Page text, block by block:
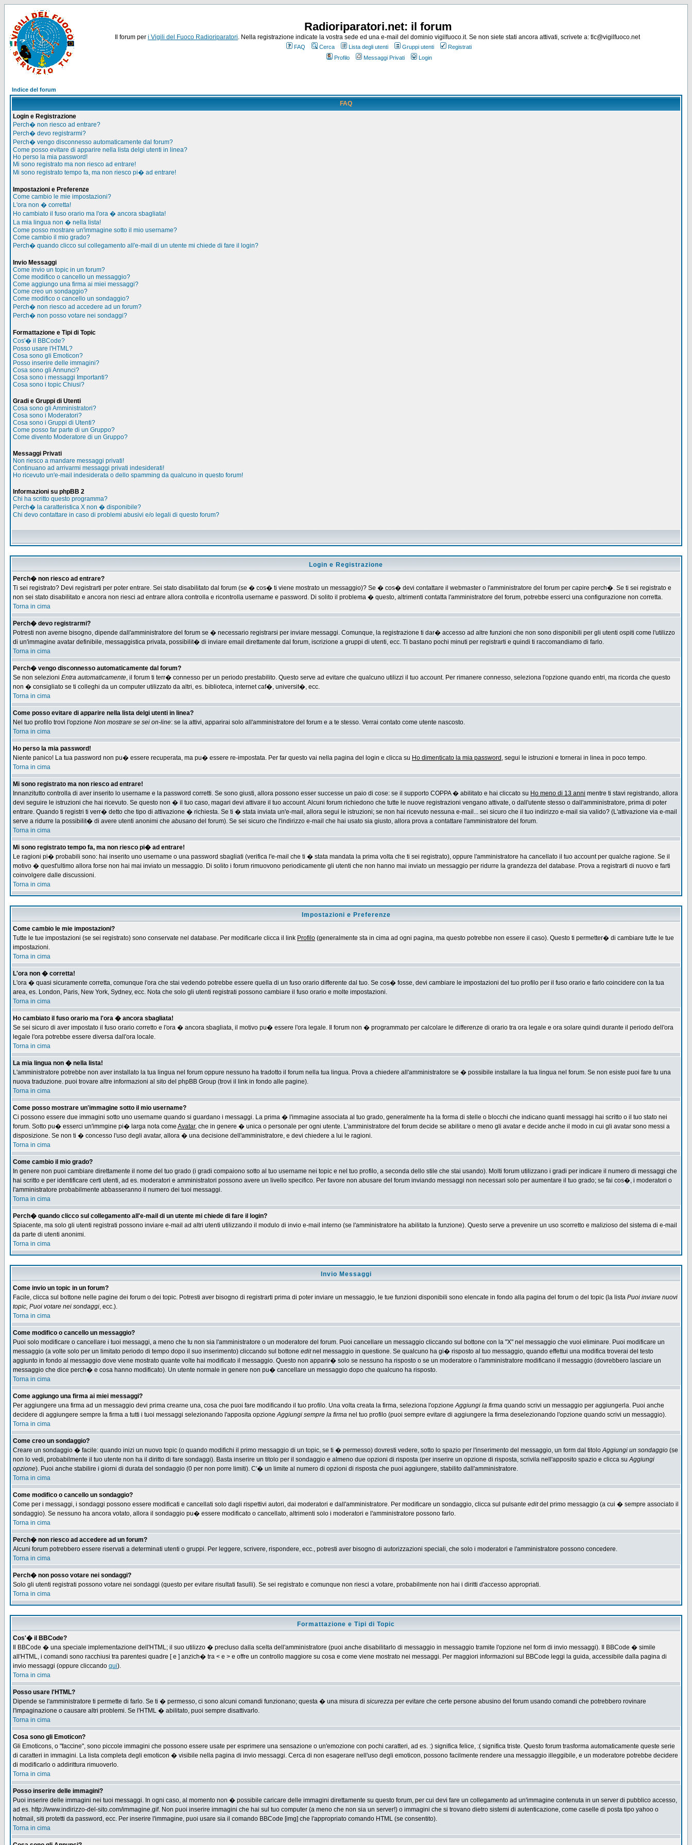
Radioriparatori.net: il forum
Il forum per i Vigili del Fuoco Radioriparatori. Nella registrazione indicate la vostra sede ed una e-mail del dominio vigilfuoco.it. Se non siete stati ancora attivati, scrivete a: tlc@vigilfuoco.net
FAQ Cerca Lista degli utenti Gruppi utenti
Registrati
Profilo
Messaggi Privati Login
Indice del forum
FAQ
Login e Registrazione
Perch� non riesco ad entrare?
Perch� devo registrarmi?
Perch� vengo disconnesso automaticamente dal forum?
Come posso evitare di apparire nella lista delgi utenti in linea?
Ho perso la mia password!
Mi sono registrato ma non riesco ad entrare!
Mi sono registrato tempo fa, ma non riesco pi� ad entrare!
Impostazioni e Preferenze
Come cambio le mie impostazioni?
L'ora non � corretta!
Ho cambiato il fuso orario ma l'ora � ancora sbagliata!
La mia lingua non � nella lista!
Come posso mostrare un'immagine sotto il mio username?
Come cambio il mio grado?
Perch� quando clicco sul collegamento all'e-mail di un utente mi chiede di fare il login?
Invio Messaggi
Come invio un topic in un forum?
Come modifico o cancello un messaggio?
Come aggiungo una firma ai miei messaggi?
Come creo un sondaggio?
Come modifico o cancello un sondaggio?
Perch� non riesco ad accedere ad un forum?
Perch� non posso votare nei sondaggi?
Formattazione e Tipi di Topic
Cos'� il BBCode?
Posso usare l'HTML?
Cosa sono gli Emoticon?
Posso inserire delle immagini?
Cosa sono gli Annunci?
Cosa sono i messaggi Importanti?
Cosa sono i topic Chiusi?
Gradi e Gruppi di Utenti
Cosa sono gli Amministratori?
Cosa sono i Moderatori?
Cosa sono i Gruppi di Utenti?
Come posso far parte di un Gruppo?
Come divento Moderatore di un Gruppo?
Messaggi Privati
Non riesco a mandare messaggi privati!
Continuano ad arrivarmi messaggi privati indesiderati!
Ho ricevuto un'e-mail indesiderata o dello spamming da qualcuno in questo forum!
Informazioni su phpBB 2
Chi ha scritto questo programma?
Perch� la caratteristica X non � disponibile?
Chi devo contattare in caso di problemi abusivi e/o legali di questo forum?
Login e Registrazione
Perch� non riesco ad entrare?
Ti sei registrato? Devi registrarti per poter entrare. Sei stato disabilitato dal forum (se � cos� ti viene mostrato un messaggio)? Se � cos� devi contattare il webmaster o l'amministratore del forum per capire perch�. Se ti sei registrato e
non sei stato disabilitato e ancora non riesci ad entrare allora controlla e ricontrolla username e password. Di solito il problema � questo, altrimenti contatta l'amministratore del forum, potrebbe esserci una configurazione non corretta.
Torna in cima
Perch� devo registrarmi?
Potresti non averne bisogno, dipende dall'amministratore del forum se � necessario registrarsi per inviare messaggi. Comunque, la registrazione ti dar� accesso ad altre funzioni che non sono disponibili per gli utenti ospiti come l'utilizzo
di un'immagine avatar definibile, messaggistica privata, possibilit� di inviare email direttamente dal forum, iscrizione a gruppi di utenti, ecc. Ti bastano pochi minuti per registrarti e quindi ti raccomandiamo di farlo.
Torna in cima
Perch� vengo disconnesso automaticamente dal forum?
Se non selezioni Entra automaticamente, il forum ti terr� connesso per un periodo prestabilito. Questo serve ad evitare che qualcuno utilizzi il tuo account. Per rimanere connesso, seleziona l'opzione quando entri, ma ricorda che questo
non � consigliato se ti colleghi da un computer utilizzato da altri, es. biblioteca, internet caf�, universit�, ecc.
Torna in cima
Come posso evitare di apparire nella lista delgi utenti in linea?
Nel tuo profilo trovi l'opzione Non mostrare se sei on-line: se la attivi, apparirai solo all'amministratore del forum e a te stesso. Verrai contato come utente nascosto.
Torna in cima
Ho perso la mia password!
Niente panico! La tua password non pu� essere recuperata, ma pu� essere re-impostata. Per far questo vai nella pagina del login e clicca su Ho dimenticato la mia password , segui le istruzioni e tornerai in linea in poco tempo.
Torna in cima
Mi sono registrato ma non riesco ad entrare!
Innanzitutto controlla di aver inserito lo username e la password corretti. Se sono giusti, allora possono esser successe un paio di cose: se il supporto COPPA � abilitato e hai cliccato su Ho meno di 13 anni mentre ti stavi registrando, allora
devi seguire le istruzioni che hai ricevuto. Se questo non � il tuo caso, magari devi attivare il tuo account. Alcuni forum richiedono che tutte le nuove registrazioni vengano attivate, o dall'utente stesso o dall'amministratore, prima di poter
entrare. Quando ti registri ti verr� detto che tipo di attivazione � richiesta. Se ti � stata inviata un'e-mail, allora segui le istruzioni; se non hai ricevuto nessuna e-mail... sei sicuro che il tuo indirizzo e-mail sia valido? (L'attivazione via e-mail
serve a ridurre la possibilit� di avere utenti anonimi che abusano del forum). Se sei sicuro che l'indirizzo e-mail che hai usato sia giusto, allora prova a contattare l'amministratore del forum.
Torna in cima
Mi sono registrato tempo fa, ma non riesco pi� ad entrare!
Le ragioni pi� probabili sono: hai inserito uno username o una password sbagliati (verifica l'e-mail che ti � stata mandata la prima volta che ti sei registrato), oppure l'amministratore ha cancellato il tuo account per qualche ragione. Se il
motivo � quest'ultimo allora forse non hai mai inviato un messaggio. Di solito i forum rimuovono periodicamente gli utenti che non hanno mai inviato un messaggio per ridurre la grandezza del database. Prova a registrarti di nuovo e farti
coinvolgere dalle discussioni.
Torna in cima
Impostazioni e Preferenze
Come cambio le mie impostazioni?
Tutte le tue impostazioni (se sei registrato) sono conservate nel database. Per modificarle clicca il link Profilo (generalmente sta in cima ad ogni pagina, ma questo potrebbe non essere il caso). Questo ti permetter� di cambiare tutte le tue
impostazioni.
Torna in cima
L'ora non � corretta!
L'ora � quasi sicuramente corretta, comunque l'ora che stai vedendo potrebbe essere quella di un fuso orario differente dal tuo. Se cos� fosse, devi cambiare le impostazioni del tuo profilo per il fuso orario e farlo coincidere con la tua
area, es. London, Paris, New York, Sydney, ecc. Nota che solo gli utenti registrati possono cambiare il fuso orario e molte impostazioni.
Torna in cima
Ho cambiato il fuso orario ma l'ora � ancora sbagliata!
Se sei sicuro di aver impostato il fuso orario corretto e l'ora � ancora sbagliata, il motivo pu� essere l'ora legale. Il forum non � programmato per calcolare le differenze di orario tra ora legale e ora solare quindi durante il periodo dell'ora
legale l'ora potrebbe essere diversa dall'ora locale.
Torna in cima
La mia lingua non � nella lista!
L'amministratore potrebbe non aver installato la tua lingua nel forum oppure nessuno ha tradotto il forum nella tua lingua. Prova a chiedere all'amministratore se � possibile installare la tua lingua nel forum. Se non esiste puoi fare tu una
nuova traduzione. puoi trovare altre informazioni al sito del phpBB Group (trovi il link in fondo alle pagine).
Torna in cima
Come posso mostrare un'immagine sotto il mio username?
Ci possono essere due immagini sotto uno username quando si guardano i messaggi. La prima � l'immagine associata al tuo grado, generalmente ha la forma di stelle o blocchi che indicano quanti messaggi hai scritto o il tuo stato nei
forum. Sotto pu� esserci un'immgine pi� larga nota come Avatar, che in genere � unica o personale per ogni utente. L'amministratore del forum decide se abilitare o meno gli avatar e decide anche il modo in cui gli avatar sono messi a
disposizione. Se non ti � concesso l'uso degli avatar, allora � una decisione dell'amministratore, e devi chiedere a lui le ragioni.
Torna in cima
Come cambio il mio grado?
In genere non puoi cambiare direttamente il nome del tuo grado (i gradi compaiono sotto al tuo username nei topic e nel tuo profilo, a seconda dello stile che stai usando). Molti forum utilizzano i gradi per indicare il numero di messaggi che
hai scritto e per identificare certi utenti, ad es. moderatori e amministratori possono avere un livello specifico. Per favore non abusare del forum inviando messaggi non necessari solo per aumentare il tuo grado; se fai cos�, i moderatori o
l'amministratore probabilmente abbasseranno il numero dei tuoi messaggi.
Torna in cima
Perch� quando clicco sul collegamento all'e-mail di un utente mi chiede di fare il login?
Spiacente, ma solo gli utenti registrati possono inviare e-mail ad altri utenti utilizzando il modulo di invio e-mail interno (se l'amministratore ha abilitato la funzione). Questo serve a prevenire un uso scorretto e malizioso del sistema di e-mail
da parte di utenti anonimi.
Torna in cima
Invio Messaggi
Come invio un topic in un forum?
Facile, clicca sul bottone nelle pagine dei forum o dei topic. Potresti aver bisogno di registrarti prima di poter inviare un messaggio, le tue funzioni disponibili sono elencate in fondo alla pagina del forum o del topic (la lista Puoi inviare nuovi
topic, Puoi votare nei sondaggi, ecc.).
Torna in cima
Come modifico o cancello un messaggio?
Puoi solo modificare o cancellare i tuoi messaggi, a meno che tu non sia l'amministratore o un moderatore del forum. Puoi cancellare un messaggio cliccando sul bottone con la "X" nel messaggio che vuoi eliminare. Puoi modificare un
messaggio (a volte solo per un limitato periodo di tempo dopo il suo inserimento) cliccando sul bottone editnel messaggio in questione. Se qualcuno ha gi� risposto al tuo messaggio, quando effettui una modifica troverai del testo
aggiunto in fondo al messaggio dove viene mostrato quante volte hai modificato il messaggio. Questo non apparir� solo se nessuno ha risposto o se un moderatore o l'amministratore modificano il messaggio (dovrebbero lasciare un
messaggio che dice perch� e cosa hanno modificato). Un utente normale in genere non pu� cancellare un messaggio dopo che qualcuno ha risposto.
Torna in cima
Come aggiungo una firma ai miei messaggi?
Per aggiungere una firma ad un messaggio devi prima crearne una, cosa che puoi fare modificando il tuo profilo. Una volta creata la firma, seleziona l'opzioneAggiungi la firma quando scrivi un messaggio per aggiungerla. Puoi anche
decidere di aggiungere sempre la firma a tutti i tuoi messaggi selezionando l'apposita opzioneAggiungi sempre la firma nel tuo profilo (puoi sempre evitare di aggiungere la firma deselezionando l'opzione quando scrivi un messaggio).
Torna in cima
Come creo un sondaggio?
Creare un sondaggio � facile: quando inizi un nuovo topic (o quando modifichi il primo messaggio di un topic, se ti � permesso) dovresti vedere, sotto lo spazio per l'inserimento del messaggio, un form dal titoloAggiungi un sondaggio (se
non lo vedi, probabilmente il tuo utente non ha il diritto di fare sondaggi). Basta inserire un titolo per il sondaggio e almeno due opzioni di risposta (per inserire un opzione di risposta, scrivila nell'apposito spazio e clicca suAggiungi
opzione). Puoi anche stabilire i giorni di durata del sondaggio (0 per non porre limiti). C'� un limite al numero di opzioni di risposta che puoi aggiungere, stabilito dall'amministratore.
Torna in cima
Come modifico o cancello un sondaggio?
Come per i messaggi, i sondaggi possono essere modificati e cancellati solo dagli rispettivi autori, dai moderatori e dall'amministratore. Per modificare un sondaggio, clicca sul pulsante editdel primo messaggio (a cui � sempre associato il
sondaggio). Se nessuno ha ancora votato, allora il sondaggio pu� essere modificato o cancellato, altrimenti solo i moderatori e l'amministratore possono farlo.
Torna in cima
Perch� non riesco ad accedere ad un forum?
Alcuni forum potrebbero essere riservati a determinati utenti o gruppi. Per leggere, scrivere, rispondere, ecc., potresti aver bisogno di autorizzazioni speciali, che solo i moderatori e l'amministratore possono concedere.
Torna in cima
Perch� non posso votare nei sondaggi?
Solo gli utenti registrati possono votare nei sondaggi (questo per evitare risultati fasulli). Se sei registrato e comunque non riesci a votare, probabilmente non hai i diritti d'accesso appropriati.
Torna in cima
Formattazione e Tipi di Topic
Cos'� il BBCode?
Il BBCode � una speciale implementazione dell'HTML; il suo utilizzo � precluso dalla scelta dell'amministratore (puoi anche disabilitarlo di messaggio in messaggio tramite l'opzione nel form di invio messaggi). Il BBCode � simile
all'HTML, i comandi sono racchiusi tra parentesi quadre [ e ] anzich� tra < e > e offre un controllo maggiore su cosa e come viene mostrato nei messaggi. Per maggiori informazioni sul BBCode leggi la guida, accessibile dalla pagina di
invio messaggi (oppure cliccando qui).
Torna in cima
Posso usare l'HTML?
Dipende se l'amministratore ti permette di farlo. Se ti � permesso, ci sono alcuni comandi funzionano; questa � una misura di sicurezza per evitare che certe persone abusino del forum usando comandi che potrebbero rovinare
l'impaginazione o causare altri problemi. Se l'HTML � abilitato, puoi sempre disattivarlo.
Torna in cima
Cosa sono gli Emoticon?
Gli Emoticons, o "faccine", sono piccole immagini che possono essere usate per esprimere una sensazione o un'emozione con pochi caratteri, ad es. :) significa felice, :( significa triste. Questo forum trasforma automaticamente queste serie
di caratteri in immagini. La lista completa degli emoticon � visibile nella pagina di invio messaggi. Cerca di non esagerare nell'uso degli emoticon, possono facilmente rendere una messaggio illeggibile, e un moderatore potrebbe decidere
di modificarlo o addirittura rimuoverlo.
Torna in cima
Posso inserire delle immagini?
Puoi inserire delle immagini nei tuoi messaggi. In ogni caso, al momento non � possibile caricare delle immagini direttamente su questo forum, per cui devi fare un collegamento ad un'immagine contenuta in un server di pubblico accesso,
ad es. http://www.indirizzo-del-sito.com/immagine.gif. Non puoi inserire immagini che hai sul tuo computer (a meno che non sia un server!) o immagini che si trovano dietro sistemi di autenticazione, come caselle di posta tipo yahoo o
hotmail, siti protetti da password, ecc. Per inserire l'immagine, puoi usare sia il comando BBCode [img] che l'appropriato comando HTML (se consentito).
Torna in cima